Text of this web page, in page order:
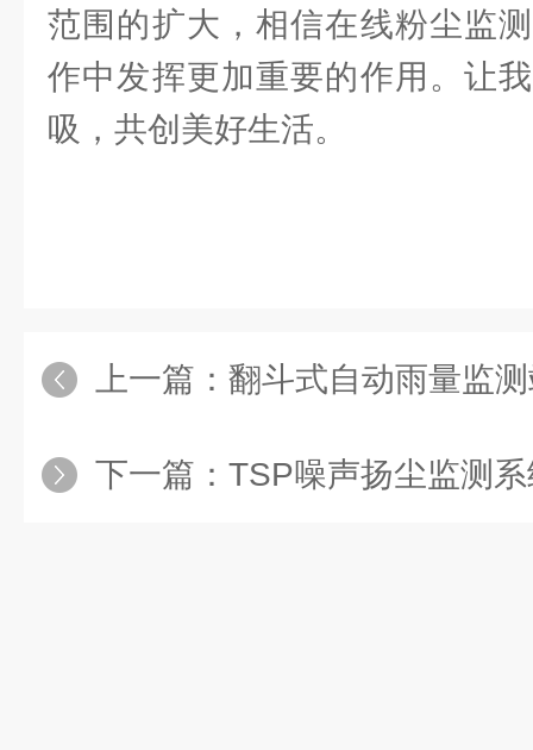
范围的扩大，相信在线粉尘监
作中发挥更加重要的作用。让
吸，共创美好生活。
上一篇： 翻斗式自动雨量监
下一篇： TSP噪声扬尘监测系统：